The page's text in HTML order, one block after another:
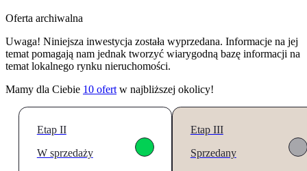
Oferta archiwalna
Uwaga! Niniejsza inwestycja została wyprzedana. Informacje na jej
temat pomagają nam jednak tworzyć wiarygodną bazę informacji na
temat lokalnego rynku nieruchomości.
Mamy dla Ciebie 10 ofert w najbliższej okolicy!
Etap II
W sprzedaży
Etap III
Sprzedany